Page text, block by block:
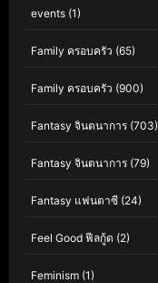
events (1)
Family ครอบครัว (65)
Family ครอบครัว (900)
Fantasy จินตนาการ (703)
Fantasy จินตนาการ (79)
Fantasy แฟนตาซี (24)
Feel Good ฟีลกู้ด (2)
Feminism (1)